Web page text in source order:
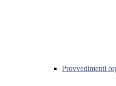
Provvedimenti